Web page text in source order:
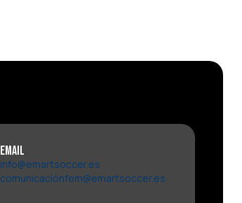
Email
info@emartsoccer.es
comunicaciónfem@emartsoccer.es